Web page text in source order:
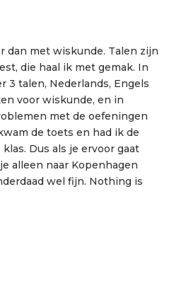
dan met wiskunde. Talen zijn
die haal ik met gemak. In
3 talen, Nederlands, Engels
voor wiskunde, en in
met de oefeningen
de toets en had ik de
Dus als je ervoor gaat
alleen naar Kopenhagen
wel fijn. Nothing is